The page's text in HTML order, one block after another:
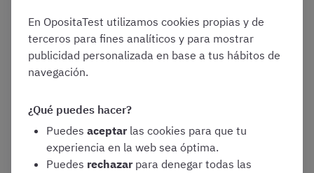
En OpositaTest utilizamos cookies propias y de
terceros para fines analíticos y para mostrar
publicidad personalizada en base a tus hábitos de
navegación.
¿Qué puedes hacer?
Puedes aceptar las cookies para que tu
experiencia en la web sea óptima.
Puedes rechazar para denegar todas las